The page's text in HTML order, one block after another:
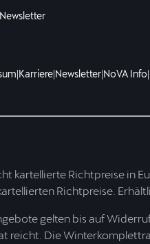
Newsletter
|Karriere|Newsletter|NoVA Info|
kartellierte Richtpreise in
Richtpreise.
gelten bis auf
reicht. Die